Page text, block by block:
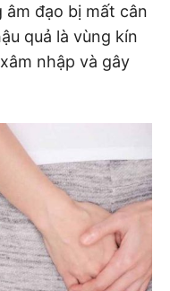
đạo bị mất cân
quả là vùng kín
nhập và gây